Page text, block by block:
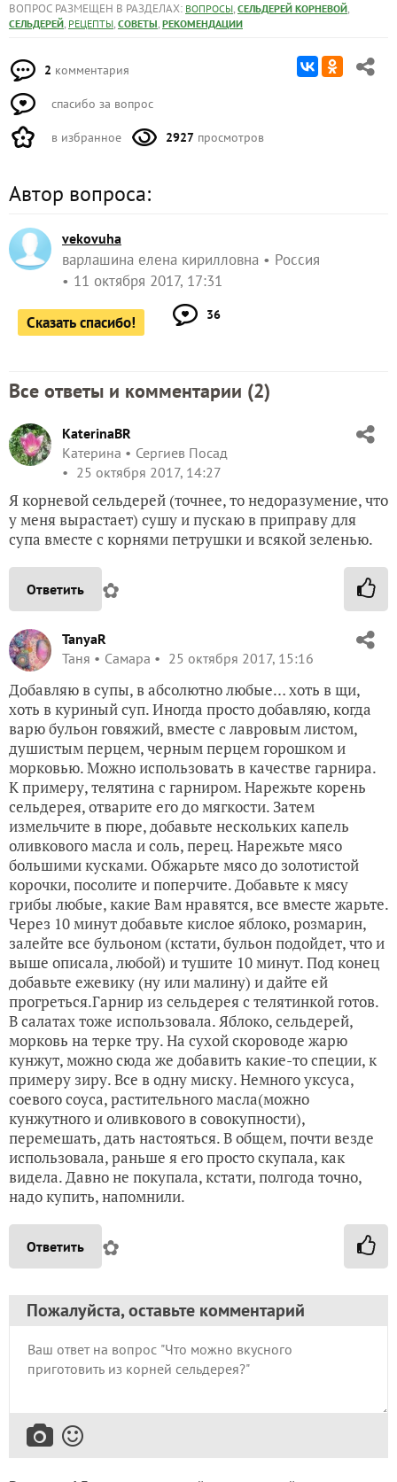
ВОПРОС РАЗМЕЩЕН В РАЗДЕЛАХ: ВОПРОСЫ, СЕЛЬДЕРЕЙ КОРНЕВОЙ,
СЕЛЬДЕРЕЙ, РЕЦЕПТЫ, СОВЕТЫ, РЕКОМЕНДАЦИИ
2 комментария
спасибо за вопрос
в избранное 2927 просмотров
Автор вопроса:
vekovuha
варлашина елена кирилловна
Россия
11 октября 2017, 17:31
Сказать спасибо! 36
Все ответы и комментарии (2)
KaterinaBR
Катерина
Сергиев Посад
25 октября 2017, 14:27
Я корневой сельдерей (точнее, то недоразумение, что
у меня вырастает) сушу и пускаю в приправу для
супа вместе с корнями петрушки и всякой зеленью.
Ответить ✿
TanyaR
Таня
Самара 25 октября 2017, 15:16
Добавляю в супы, в абсолютно любые… хоть в щи,
хоть в куриный суп. Иногда просто добавляю, когда
варю бульон говяжий, вместе с лавровым листом,
душистым перцем, черным перцем горошком и
морковью. Можно использовать в качестве гарнира.
К примеру, телятина с гарниром. Нарежьте корень
сельдерея, отварите его до мягкости. Затем
измельчите в пюре, добавьте нескольких капель
оливкового масла и соль, перец. Нарежьте мясо
большими кусками. Обжарьте мясо до золотистой
корочки, посолите и поперчите. Добавьте к мясу
грибы любые, какие Вам нравятся, все вместе жарьте.
Через 10 минут добавьте кислое яблоко, розмарин,
залейте все бульоном (кстати, бульон подойдет, что и
выше описала, любой) и тушите 10 минут. Под конец
добавьте ежевику (ну или малину) и дайте ей
прогреться.Гарнир из сельдерея с телятинкой готов.
В салатах тоже использовала. Яблоко, сельдерей,
морковь на терке тру. На сухой скороводе жарю
кунжут, можно сюда же добавить какие-то специи, к
примеру зиру. Все в одну миску. Немного уксуса,
соевого соуса, растительного масла(можно
кунжутного и оливкового в совокупности),
перемешать, дать настояться. В общем, почти везде
использовала, раньше я его просто скупала, как
видела. Давно не покупала, кстати, полгода точно,
надо купить, напомнили.
Ответить ✿
Пожалуйста, оставьте комментарий